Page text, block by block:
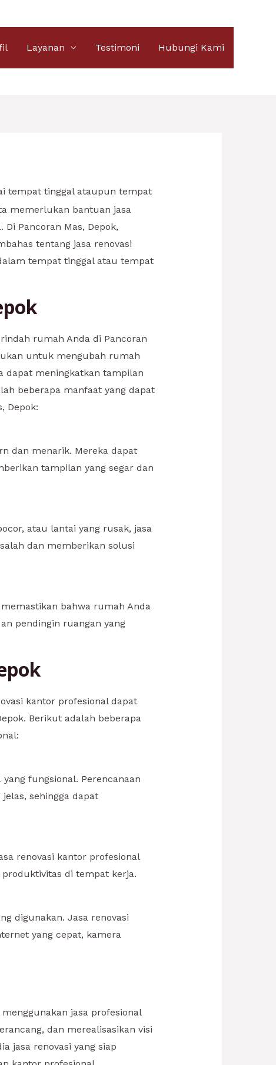
Layanan Testimoni Hubungi Kami
tempat tinggal ataupun tempat
memerlukan bantuan jasa
Pancoran Mas, Depok,
tentang jasa renovasi
tempat tinggal atau tempat
rumah Anda di Pancoran
untuk mengubah rumah
dapat meningkatkan tampilan
beberapa manfaat yang dapat
Depok:
dan menarik. Mereka dapat
tampilan yang segar dan
atau lantai yang rusak, jasa
dan memberikan solusi
bahwa rumah Anda
pendingin ruangan yang
kantor profesional dapat
Berikut adalah beberapa
fungsional. Perencanaan
sehingga dapat
renovasi kantor profesional
di tempat kerja.
digunakan. Jasa renovasi
yang cepat, kamera
jasa profesional
dan merealisasikan visi
jasa renovasi yang siap